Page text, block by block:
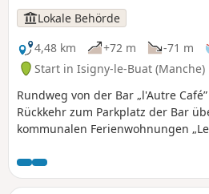
Lokale Behörde
4,48 km
+72 m -71 m
Start in Isigny-le-Buat (Manche)
Rundweg von der Bar „l'Autre
Rückkehr zum Parkplatz der Bar
kommunalen Ferienwohnungen